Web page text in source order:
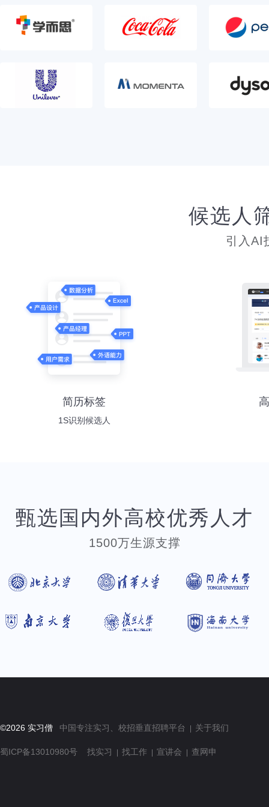
候选人
引入AI
简历标签
1S识别候选人
甄选国内外高校优秀人才
1500万生源支撑
©2026 实习僧 中国专注实习、校招垂直招聘平台 关于我们
蜀ICP备13010980号 找实习 找工作 宣讲会 查网申